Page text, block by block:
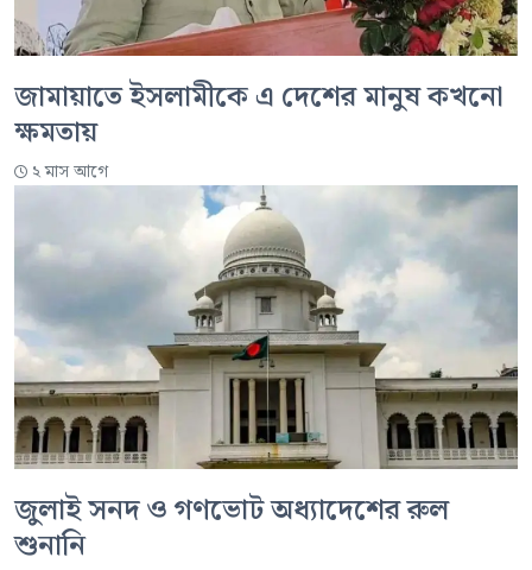
জামায়াতে ইসলামীকে এ দেশের মানুষ কখনো
ক্ষমতায়
২ মাস আগে
জুলাই সনদ ও গণভোট অধ্যাদেশের রুল
শুনানি